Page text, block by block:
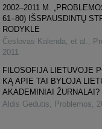
2002–2011 M.
61–80) IŠSPAUSDINTŲ
RODYKLĖ
Česlovas Kalenda, et al. ,
2011
FILOSOFIJA LIETUVOJE
KĄ APIE TAI BYLOJA
AKADEMINIAI ŽURNALAI?
Aldis Gedutis, Problemos,